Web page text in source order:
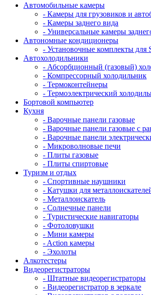
Автомобильные камеры
- Камеры для грузовиков и
- Камеры заднего вида
- Универсальные камеры
Автономные кондиционеры
- Установочные комплекты для
Автохолодильники
- Абсорбционный (газовый)
- Компрессорный холодильник
- Термоконтейнеры
- Термоэлектрический
Бортовой компьютер
Кухня
- Варочные панели газовые
- Варочные панели газовые с
- Варочные панели
- Микроволновые печи
- Плиты газовые
- Плиты спиртовые
Туризм и отдых
- Cпортивные наушники
- Катушки для
- Металлоискатель
- Солнечные панели
- Туристические навигаторы
- Фотоловушки
- Мини камеры
- Action камеры
- Эхолоты
Алкотестеры
Видеорегистраторы
- Штатные видеорегистраторы
- Видеорегистратор в зеркале